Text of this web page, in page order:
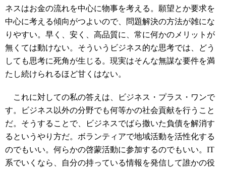
ネスはお金の流れを中心に物事を考える。願望とか要求を
中心に考える傾向がつよいので、問題解決の方法が雑にな
りやすい。早く、安く、高品質に、常に何かのメリットが
無くては動けない。そういうビジネス的な思考では、どう
しても思考に死角が生じる。現実はそんな無謀な要件を満
たし続けられるほど甘くはない。
これに対しての私の答えは、ビジネス・プラス・ワンで
す。ビジネス以外の分野でも何等かの社会貢献を行うこと
だ。そうすることで、ビジネスでばら撒いた負債を解消す
るというやり方だ。ボランティアで地域活動を活性化する
のでもいい。何らかの啓蒙活動に参加するのでもいい。IT
系でいくなら、自分の持っている情報を発信して誰かの役